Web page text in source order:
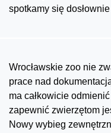
spotkamy się
Wrocławskie zoo nie
prace nad
ma całkowicie
zapewnić zwierzętom
Nowy wybieg